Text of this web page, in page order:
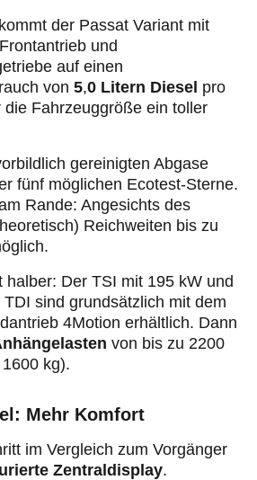
der Passat Variant mit
und
auf einen
von 5,0 Litern Diesel pro
die Fahrzeuggröße ein toller
gereinigten Abgase
fünf möglichen Ecotest-Sterne.
Rande: Angesichts des
Reichweiten bis zu
halber: Der TSI mit 195 kW und
sind grundsätzlich mit dem
4Motion erhältlich. Dann
von bis zu 2200
kg).
Mehr Komfort
im Vergleich zum Vorgänger
Zentraldisplay.